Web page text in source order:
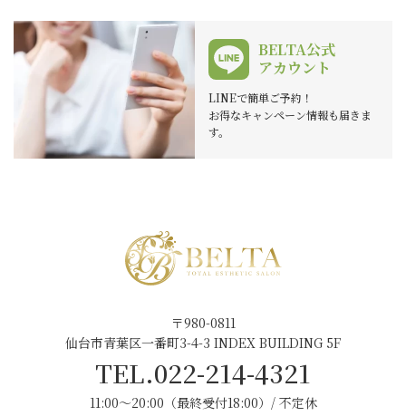
BELTA公式
アカウント
LINEで簡単ご予約！
お得なキャンペーン情報も届きま
す。
〒980-0811
仙台市青葉区一番町3-4-3 INDEX BUILDING 5F
TEL.022-214-4321
11:00～20:00（最終受付18:00）/ 不定休